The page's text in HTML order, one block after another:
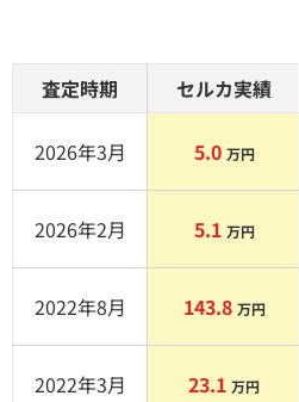
査定時期 セルカ実績
2026年3月 5.0 万円
2026年2月 5.1 万円
2022年8月 143.8 万円
2022年3月 23.1 万円